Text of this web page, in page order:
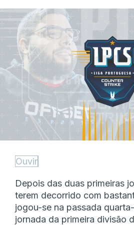
Ouvir
Depois das duas primeiras
terem decorrido com
jogou-se na passada
jornada da primeira divisão